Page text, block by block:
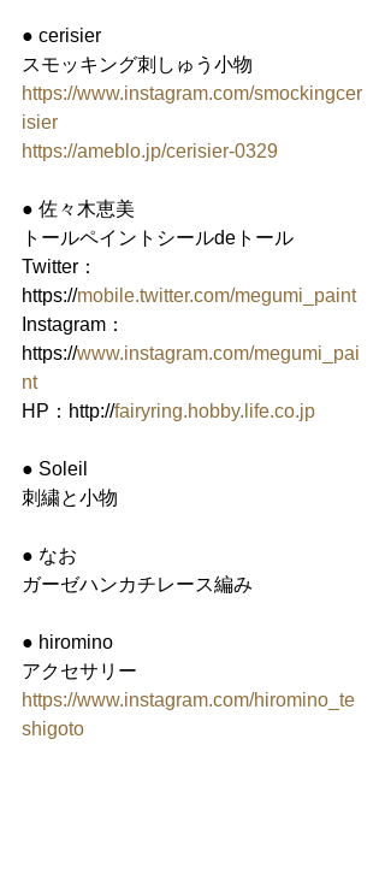
● cerisier
スモッキング刺しゅう小物
https://www.instagram.com/smockingcer
isier
https://ameblo.jp/cerisier-0329
● 佐々木恵美
トールペイントシールdeトール
Twitter：
https://mobile.twitter.com/megumi_paint
Instagram：
https://www.instagram.com/megumi_pai
nt
HP：http://fairyring.hobby.life.co.jp
● Soleil
刺繍と小物
● なお
ガーゼハンカチレース編み
● hiromino
アクセサリー
https://www.instagram.com/hiromino_te
shigoto